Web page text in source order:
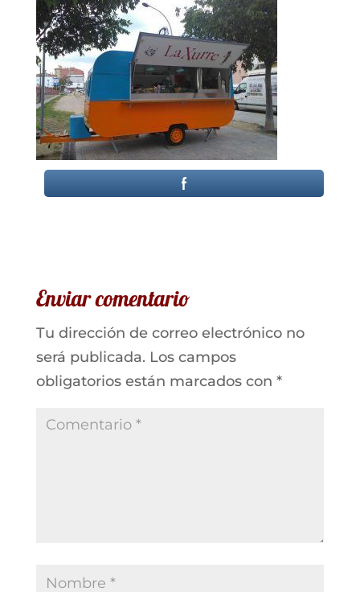
Enviar comentario
Tu dirección de correo electrónico no
será publicada. Los campos
obligatorios están marcados con *